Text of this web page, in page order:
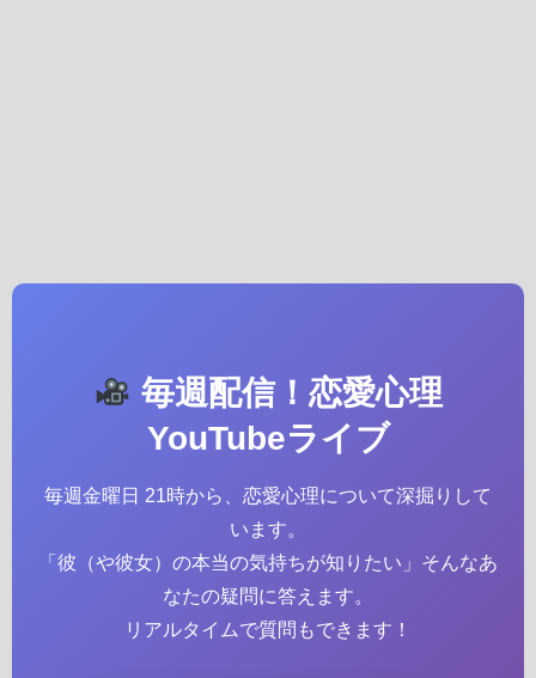
毎週配信！恋愛心理
YouTubeライブ
毎週金曜日 21時から、恋愛心理について深掘りして
います。
「彼（や彼女）の本当の気持ちが知りたい」そんなあ
なたの疑問に答えます。
リアルタイムで質問もできます！